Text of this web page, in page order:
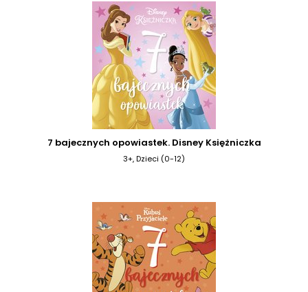
7 bajecznych opowiastek. Disney Księżniczka
3+, Dzieci (0-12)